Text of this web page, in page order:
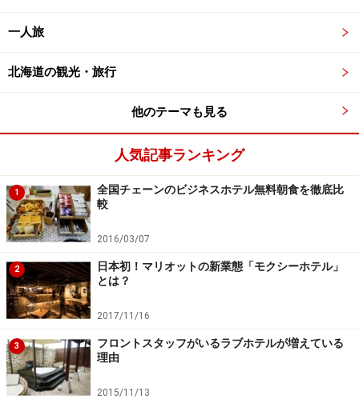
一人旅
北海道の観光・旅行
他のテーマも見る
人気記事ランキング
1
全国チェーンのビジネスホテル無料朝食を徹底比
較
2016/03/07
2
日本初！マリオットの新業態「モクシーホテル」
とは？
2017/11/16
3
フロントスタッフがいるラブホテルが増えている
理由
2015/11/13